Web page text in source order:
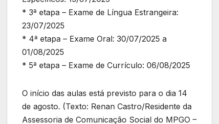
* 3ª etapa – Exame de Língua Estrangeira:
23/07/2025
* 4ª etapa – Exame Oral: 30/07/2025 a
01/08/2025
* 5ª etapa – Exame de Currículo: 06/08/2025
O início das aulas está previsto para o dia 14
de agosto. (Texto: Renan Castro/Residente da
Assessoria de Comunicação Social do MPGO –